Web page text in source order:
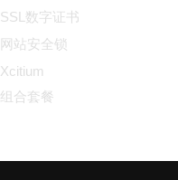
SSL数字证书
网站安全锁
Xcitium
组合套餐